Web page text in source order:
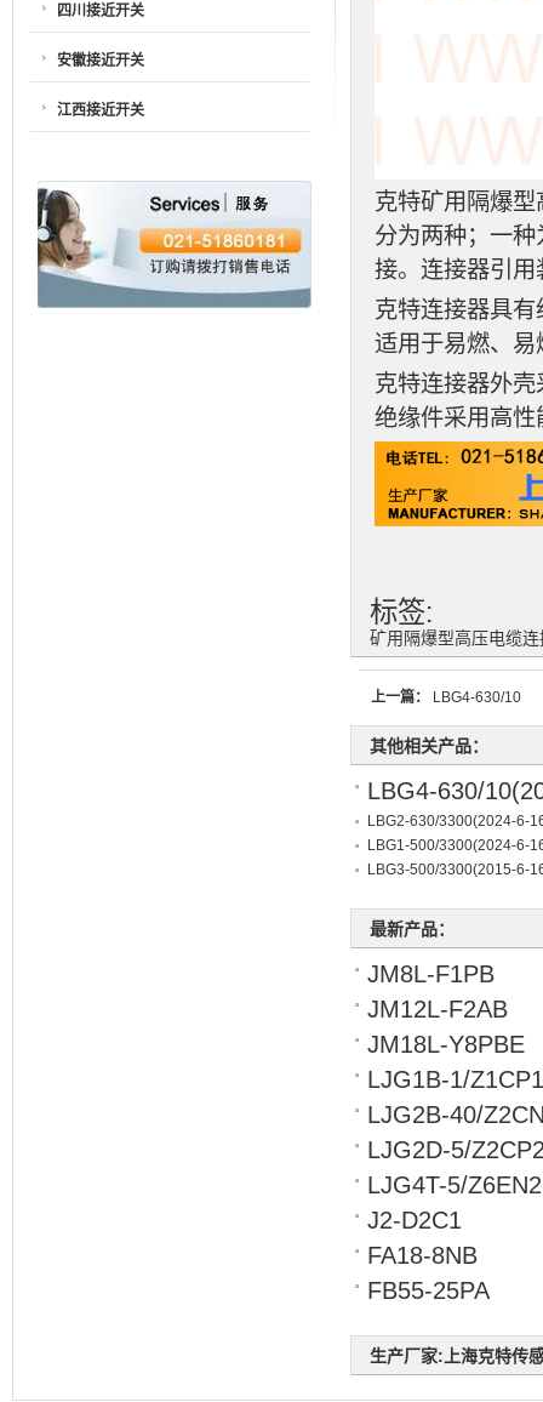
克特矿用隔爆
分为两种；一
接。连接器引
克特连接器具
适用于易燃、
克特连接器外
绝缘件采用高
标签:
矿用隔爆型高压电缆连
上一篇： LBG4-630/10
其他相关产品：
LBG4-630/10
LBG2-630/3300(2024-6-
LBG1-500/3300(2024-6-
LBG3-500/3300(2015-6-
最新产品：
JM8L-F1PB
JM12L-F2AB
JM18L-Y8PBE
LJG1B-1/Z1CP1
LJG2B-40/
LJG2D-5/
LJG4T-5/Z6EN2
J2-D2C1
FA18-8NB
FB55-25PA
生产厂家:上海克特传
四川接近开关
安徽接近开关
江西接近开关